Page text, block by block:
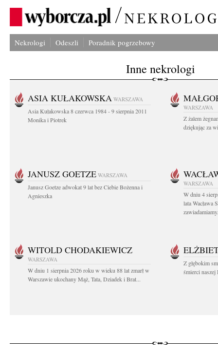
Nekrologi Odeszli Poradnik pogrzebowy
Inne nekrologi
ASIA KUŁAKOWSKA WARSZAWA
Asia Kułakowska 8 czerwca 1984 - 9 sierpnia 2011
Monika i Piotrek
WARSZAWA
Z żalem
dziękując za
JANUSZ GOETZE WARSZAWA
Janusz Goetze adwokat 9 lat bez Ciebie Bożenna i
Agnieszka
WARSZAWA
W dniu 4
lata Wacława
WITOLD CHODAKIEWICZ
WARSZAWA
W dniu 1 sierpnia 2026 roku w wieku 88 lat zmarł w
Warszawie ukochany Mąż, Tata, Dziadek i Brat...
Z głębokim
śmierci